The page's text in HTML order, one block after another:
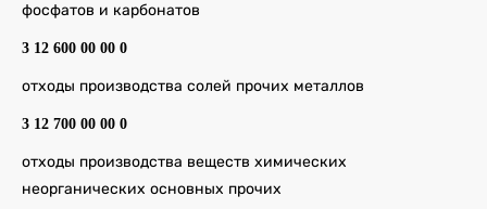
фосфатов и карбонатов
3 12 600 00 00 0
отходы производства солей прочих металлов
3 12 700 00 00 0
отходы производства веществ химических
неорганических основных прочих